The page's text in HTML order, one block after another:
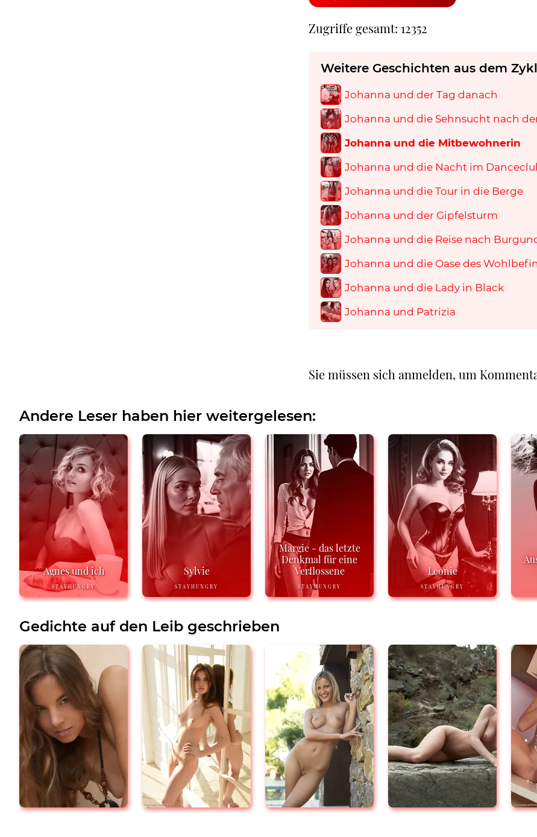
Zugriffe gesamt: 12352
Weitere Geschichten aus dem
Johanna und der Tag danach
Johanna und die Sehnsucht nach
Johanna und die Mitbewohnerin
Johanna und die Nacht im
Johanna und die Tour in die Berge
Johanna und der Gipfelsturm
Johanna und die Reise nach
Johanna und die Oase des
Johanna und die Lady in Black
Johanna und Patrizia
Sie müssen sich anmelden, um
Andere Leser haben hier weitergelesen:
Agnes und ich
STAYHUNGRY
Sylvie
STAYHUNGRY
Margie - das letzte
Denkmal für eine
Verflossene
STAYHUNGRY
Leonie
STAYHUNGRY
Gedichte auf den Leib geschrieben